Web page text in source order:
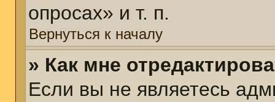
опросах» и т. п.
Вернуться к началу
» Как мне
Если вы не являетесь